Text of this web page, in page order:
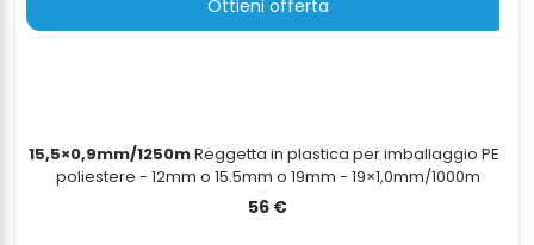
Ottieni offerta
15,5×0,9mm/1250mReggetta in plastica per imballaggio PET
poliestere - 12mm o 15.5mm o 19mm - 19×1,0mm/1000m
56 €